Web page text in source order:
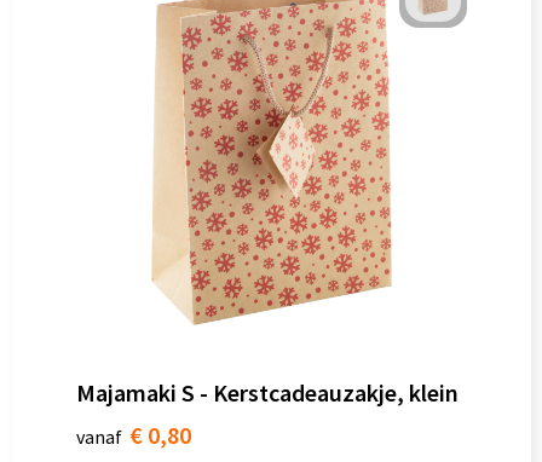
Majamaki S - Kerstcadeauzakje, klein
vanaf € 0,80